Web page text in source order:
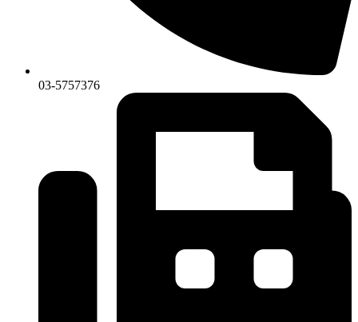
03-5757376